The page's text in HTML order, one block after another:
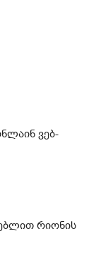
ვებ-
რიონის